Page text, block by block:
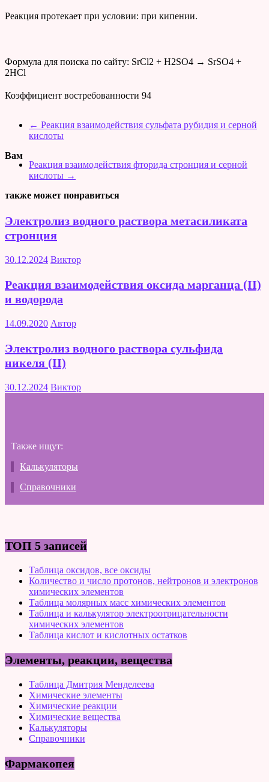
Реакция протекает при условии: при кипении.
Формула для поиска по сайту: SrCl2 + H2SO4 → SrSO4 +
2HCl
Коэффициент востребованности 94
← Реакция взаимодействия сульфата рубидия и серной
кислоты
Реакция взаимодействия фторида стронция и серной
кислоты →
Вам
также может понравиться
Электролиз водного раствора метасиликата
стронция
30.12.2024 Виктор
Реакция взаимодействия оксида марганца (II)
и водорода
14.09.2020 Автор
Электролиз водного раствора сульфида
никеля (II)
30.12.2024 Виктор
Также ищут:
Калькуляторы
Справочники
ТОП 5 записей
Таблица оксидов, все оксиды
Количество и число протонов, нейтронов и электронов
химических элементов
Таблица молярных масс химических элементов
Таблица и калькулятор электроотрицательности
химических элементов
Таблица кислот и кислотных остатков
Элементы, реакции, вещества
Таблица Дмитрия Менделеева
Химические элементы
Химические реакции
Химические вещества
Калькуляторы
Справочники
Фармакопея